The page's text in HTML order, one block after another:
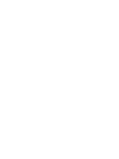
周知依頼がございまし
詳細は